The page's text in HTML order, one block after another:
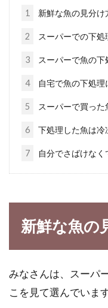
キ
寿
鍋
鍋
り
り
イ
ョ
1 新鮮な魚の見分け
2 スーパーでの下処
3 スーパーで魚の
4 自宅で魚の下処
5 スーパーで買っ
6 下処理した魚は冷
7 自分でさばけな
新鮮な魚の
みなさんは、スーパ
こを見て選んでいま